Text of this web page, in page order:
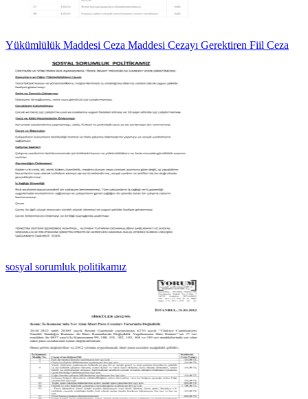
Yükümlülük Maddesi Ceza Maddesi Cezayı Gerektiren Fiil Ceza
sosyal sorumluk politikamız